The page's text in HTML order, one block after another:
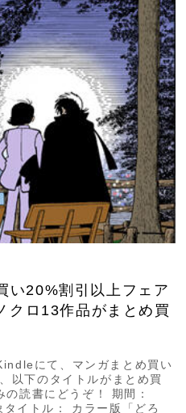
い20%割引以上フェア
クロ13作品がまとめ買
にて、マンガまとめ買い
以下のタイトルがまとめ買
読書にどうぞ！ 期間：
イトル： カラー版「どろ